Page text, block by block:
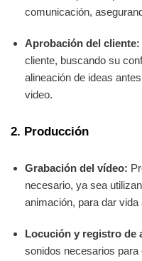
comunicación,
Aprobación del cliente:
cliente, buscando su
alineación de ideas
video.
2. Producción
Grabación del vídeo:
necesario, ya sea
animación, para dar vida
Locución y registro de
sonidos necesarios